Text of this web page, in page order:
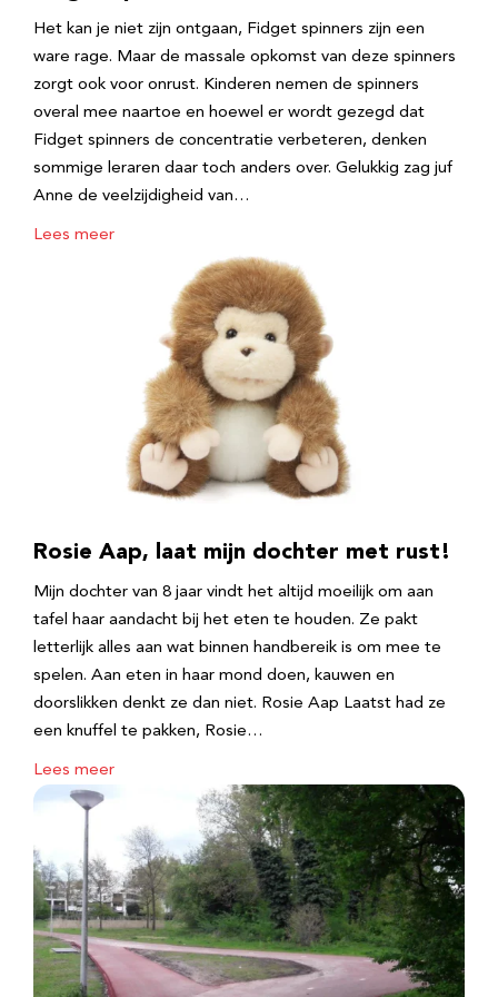
Het kan je niet zijn ontgaan, Fidget spinners zijn een
ware rage. Maar de massale opkomst van deze spinners
zorgt ook voor onrust. Kinderen nemen de spinners
overal mee naartoe en hoewel er wordt gezegd dat
Fidget spinners de concentratie verbeteren, denken
sommige leraren daar toch anders over. Gelukkig zag juf
Anne de veelzijdigheid van…
Lees meer
Rosie Aap, laat mijn dochter met rust!
Mijn dochter van 8 jaar vindt het altijd moeilijk om aan
tafel haar aandacht bij het eten te houden. Ze pakt
letterlijk alles aan wat binnen handbereik is om mee te
spelen. Aan eten in haar mond doen, kauwen en
doorslikken denkt ze dan niet. Rosie Aap Laatst had ze
een knuffel te pakken, Rosie…
Lees meer